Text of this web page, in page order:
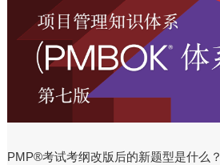
PMP®考试考纲改版后的新题型是什么？